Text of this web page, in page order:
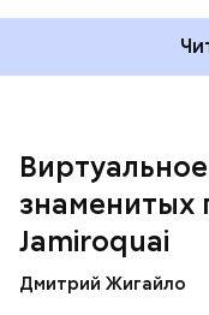
знаменитых
Jamiroquai
Дмитрий Жигайло
Четвёртому
"Deeper
Роланда Эммериха
Довольно
Песня "Seven Days
саундтрек
Prada". Последний
студийный альбом
вышел лишь пять